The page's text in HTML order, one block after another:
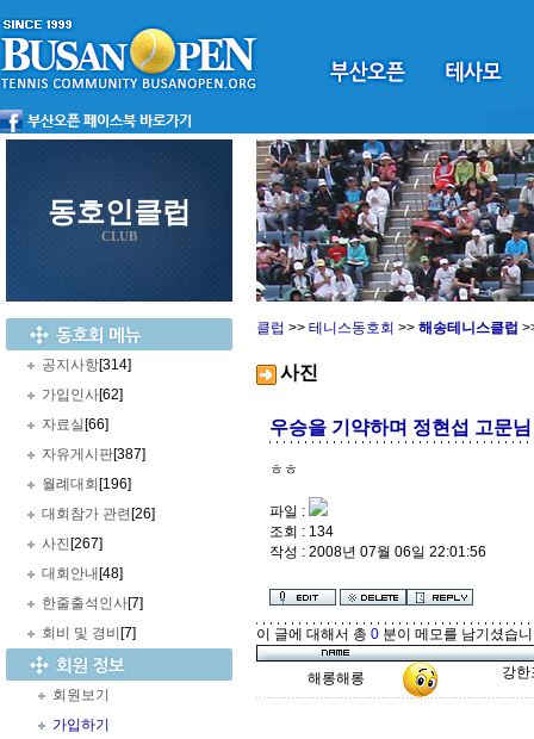
동호인클럽
CLUB
공지사항[314]
가입인사[62]
자료실 [66]
자유게시판[387]
월례대회 [196]
대회참가 관련 [26]
사진 [267]
대회안내 [48]
한줄출석인사[7]
회비 및 경비 [7]
회원보기
가입하기
클럽 >> 테니스동호회 >> 해송테니스클럽
사진
우승을 기약하며 정현섭 고문님
ㅎㅎ
파일 :
조회 : 134
작성 : 2008년 07월 06일 22:01:56
이 글에 대해서 총 0 분이 메모를 남기셨습
해롱해롱 강